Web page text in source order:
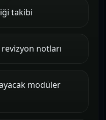
takibi
notları
modüler